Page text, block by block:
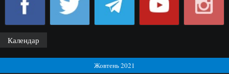
Календар
Жовтень 2021